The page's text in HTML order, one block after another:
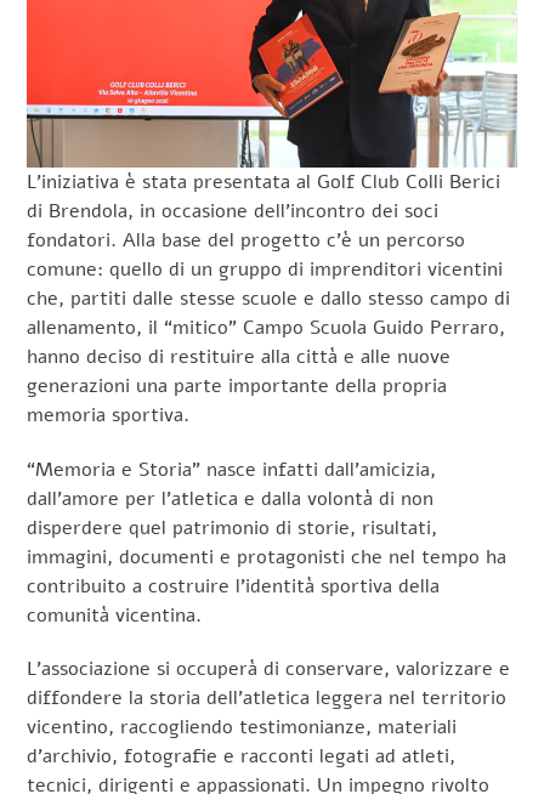
L’iniziativa è stata presentata al Golf Club Colli Berici
di Brendola, in occasione dell’incontro dei soci
fondatori. Alla base del progetto c’è un percorso
comune: quello di un gruppo di imprenditori vicentini
che, partiti dalle stesse scuole e dallo stesso campo di
allenamento, il “mitico” Campo Scuola Guido Perraro,
hanno deciso di restituire alla città e alle nuove
generazioni una parte importante della propria
memoria sportiva.
“Memoria e Storia” nasce infatti dall’amicizia,
dall’amore per l’atletica e dalla volontà di non
disperdere quel patrimonio di storie, risultati,
immagini, documenti e protagonisti che nel tempo ha
contribuito a costruire l’identità sportiva della
comunità vicentina.
L’associazione si occuperà di conservare, valorizzare e
diffondere la storia dell’atletica leggera nel territorio
vicentino, raccogliendo testimonianze, materiali
d’archivio, fotografie e racconti legati ad atleti,
tecnici, dirigenti e appassionati. Un impegno rivolto